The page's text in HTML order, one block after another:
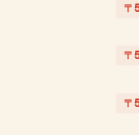
〒
〒
〒